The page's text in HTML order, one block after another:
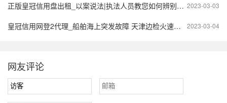
2023-03-03
正版皇冠信用盘出租_以案说法|执法人员教您如何辨别克隆出租车
2023-03-04
皇冠信用网登2代理_船舶海上突发故障 天津边检火速驰援保障船员生命安全
网友评论